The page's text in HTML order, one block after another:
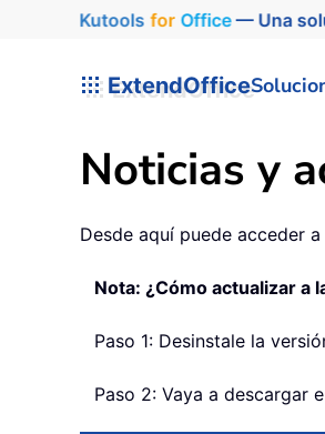
Kutools for Office— Una
ExtendOffice
Noticias y
Desde aquí puede acceder
Nota: ¿Cómo actualizar a
Paso 1: Desinstale la
Paso 2: Vaya a descargar